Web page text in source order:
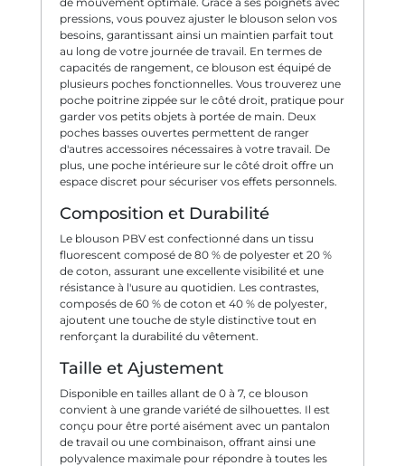
pressions, vous pouvez ajuster le blouson selon vos
besoins, garantissant ainsi un maintien parfait tout
au long de votre journée de travail. En termes de
capacités de rangement, ce blouson est équipé de
plusieurs poches fonctionnelles. Vous trouverez une
poche poitrine zippée sur le côté droit, pratique pour
garder vos petits objets à portée de main. Deux
poches basses ouvertes permettent de ranger
d'autres accessoires nécessaires à votre travail. De
plus, une poche intérieure sur le côté droit offre un
espace discret pour sécuriser vos effets personnels.
Composition et Durabilité
Le blouson PBV est confectionné dans un tissu
fluorescent composé de 80 % de polyester et 20 %
de coton, assurant une excellente visibilité et une
résistance à l'usure au quotidien. Les contrastes,
composés de 60 % de coton et 40 % de polyester,
ajoutent une touche de style distinctive tout en
renforçant la durabilité du vêtement.
Taille et Ajustement
Disponible en tailles allant de 0 à 7, ce blouson
convient à une grande variété de silhouettes. Il est
conçu pour être porté aisément avec un pantalon
de travail ou une combinaison, offrant ainsi une
polyvalence maximale pour répondre à toutes les